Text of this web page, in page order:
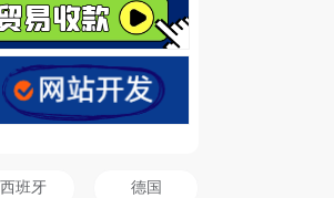
西班牙 德国